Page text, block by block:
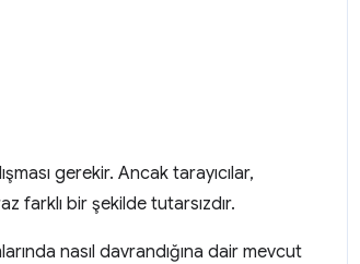
gerekir. Ancak tarayıcılar,
farklı bir şekilde tutarsızdır.
nasıl davrandığına dair mevcut